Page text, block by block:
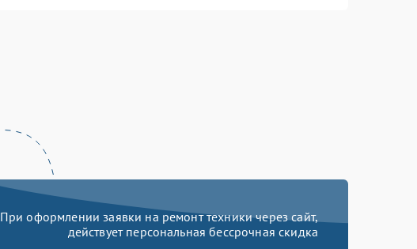
При оформлении заявки на ремонт техники через сайт,
действует персональная бессрочная скидка